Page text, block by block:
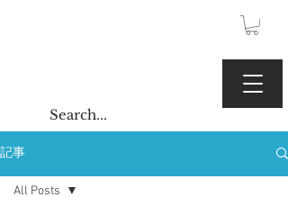
記事
All Posts